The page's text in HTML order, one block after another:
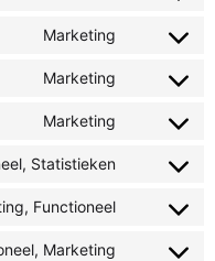
Marketing
Marketing
Marketing
Statistieken
Functioneel
Marketing